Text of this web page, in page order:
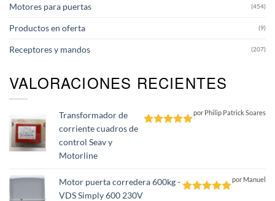
Motores para puertas (454)
Productos en oferta (9)
Receptores y mandos (207)
VALORACIONES RECIENTES
Transformador de
corriente cuadros de
control Seav y
Motorline
por Philip Patrick Soares
Motor puerta corredera 600kg -
VDS Simply 600 230V
por Manuel